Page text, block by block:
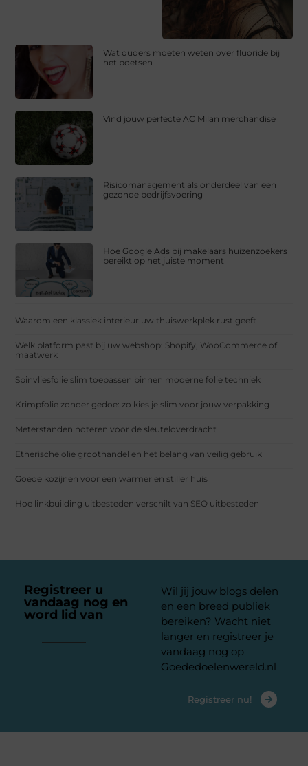
Wat ouders moeten weten over fluoride bij
het poetsen
Vind jouw perfecte AC Milan merchandise
Risicomanagement als onderdeel van een
gezonde bedrijfsvoering
Hoe Google Ads bij makelaars huizenzoekers
bereikt op het juiste moment
Waarom een klassiek interieur uw thuiswerkplek rust geeft
Welk platform past bij uw webshop: Shopify, WooCommerce of
maatwerk
Spinvliesfolie slim toepassen binnen moderne folie techniek
Krimpfolie zonder gedoe: zo kies je slim voor jouw verpakking
Meterstanden noteren voor de sleuteloverdracht
Etherische olie groothandel en het belang van veilig gebruik
Goede kozijnen voor een warmer en stiller huis
Hoe linkbuilding uitbesteden verschilt van SEO uitbesteden
Registreer u
vandaag nog en
word lid van
Wil jij jouw blogs delen
en een breed publiek
bereiken? Wacht niet
langer en registreer je
vandaag nog op
Goededoelenwereld.nl
Registreer nu!